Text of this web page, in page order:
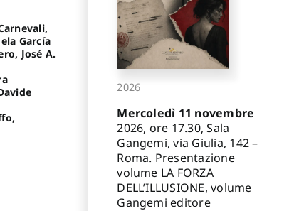
García
José A.
2026
Mercoledì 11 novembre
2026, ore 17.30, Sala
Gangemi, via Giulia, 142 –
Roma. Presentazione
volume LA FORZA
DELL’ILLUSIONE, volume
Gangemi editore